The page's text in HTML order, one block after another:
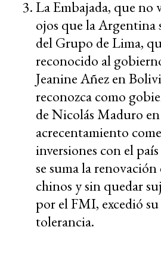
La Embajada, que no
ojos que la Argentina
del Grupo de Lima,
reconocido al
Jeanine Añez en
reconozca como
de Nicolás Maduro
acrecentamiento
inversiones con el
se suma la
chinos y sin quedar
por el FMI, excedió
tolerancia.